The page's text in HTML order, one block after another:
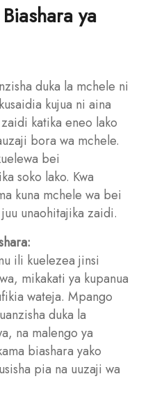
ya
duka la mchele ni
kujua ni aina
katika eneo lako
bora wa mchele.
bei
soko lako. Kwa
kuna mchele wa bei
unaohitajika zaidi.
ili kuelezea jinsi
mikakati ya kupanua
wateja. Mpango
duka la
na malengo ya
biashara yako
pia na uuzaji wa